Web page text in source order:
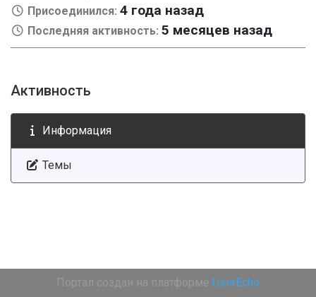
Присоединился: 4 года назад
Последняя активность: 5 месяцев назад
Активность
Информация
Темы
Портал создан на платформе UserEcho